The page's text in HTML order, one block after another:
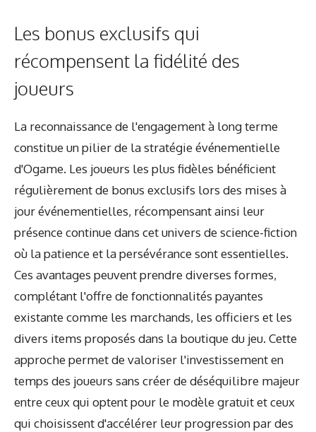
Les bonus exclusifs qui
récompensent la fidélité des
joueurs
La reconnaissance de l'engagement à long terme
constitue un pilier de la stratégie événementielle
d'Ogame. Les joueurs les plus fidèles bénéficient
régulièrement de bonus exclusifs lors des mises à
jour événementielles, récompensant ainsi leur
présence continue dans cet univers de science-fiction
où la patience et la persévérance sont essentielles.
Ces avantages peuvent prendre diverses formes,
complétant l'offre de fonctionnalités payantes
existante comme les marchands, les officiers et les
divers items proposés dans la boutique du jeu. Cette
approche permet de valoriser l'investissement en
temps des joueurs sans créer de déséquilibre majeur
entre ceux qui optent pour le modèle gratuit et ceux
qui choisissent d'accélérer leur progression par des